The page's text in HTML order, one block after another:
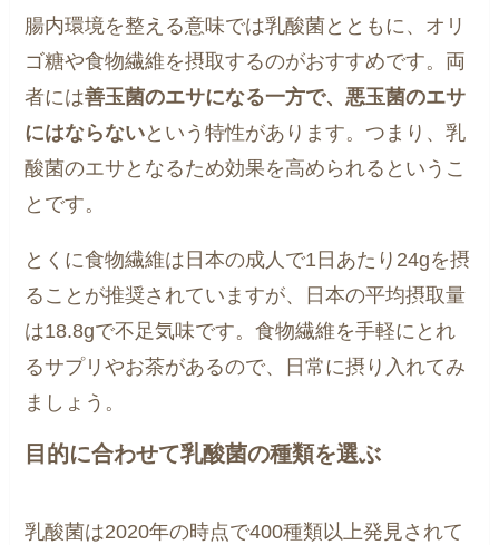
腸内環境を整える意味では乳酸菌とともに、オリ
ゴ糖や食物繊維を摂取するのがおすすめです。両
者には善玉菌のエサになる一方で、悪玉菌のエサ
にはならないという特性があります。つまり、乳
酸菌のエサとなるため効果を高められるというこ
とです。
とくに食物繊維は日本の成人で1日あたり24gを摂
ることが推奨されていますが、日本の平均摂取量
は18.8gで不足気味です。食物繊維を手軽にとれ
るサプリやお茶があるので、日常に摂り入れてみ
ましょう。
目的に合わせて乳酸菌の種類を選ぶ
乳酸菌は2020年の時点で400種類以上発見されて